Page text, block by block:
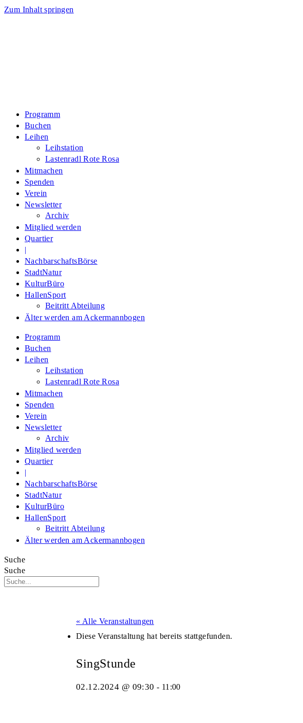
Zum Inhalt springen
Programm
Buchen
Leihen
Leihstation
Lastenradl Rote Rosa
Mitmachen
Spenden
Verein
Newsletter
Archiv
Mitglied werden
Quartier
|
NachbarschaftsBörse
StadtNatur
KulturBüro
HallenSport
Beitritt Abteilung
Älter werden am Ackermannbogen
Programm
Buchen
Leihen
Leihstation
Lastenradl Rote Rosa
Mitmachen
Spenden
Verein
Newsletter
Archiv
Mitglied werden
Quartier
|
NachbarschaftsBörse
StadtNatur
KulturBüro
HallenSport
Beitritt Abteilung
Älter werden am Ackermannbogen
Suche
Suche
« Alle Veranstaltungen
Diese Veranstaltung hat bereits stattgefunden.
SingStunde
02.12.2024 @ 09:30 - 11:00